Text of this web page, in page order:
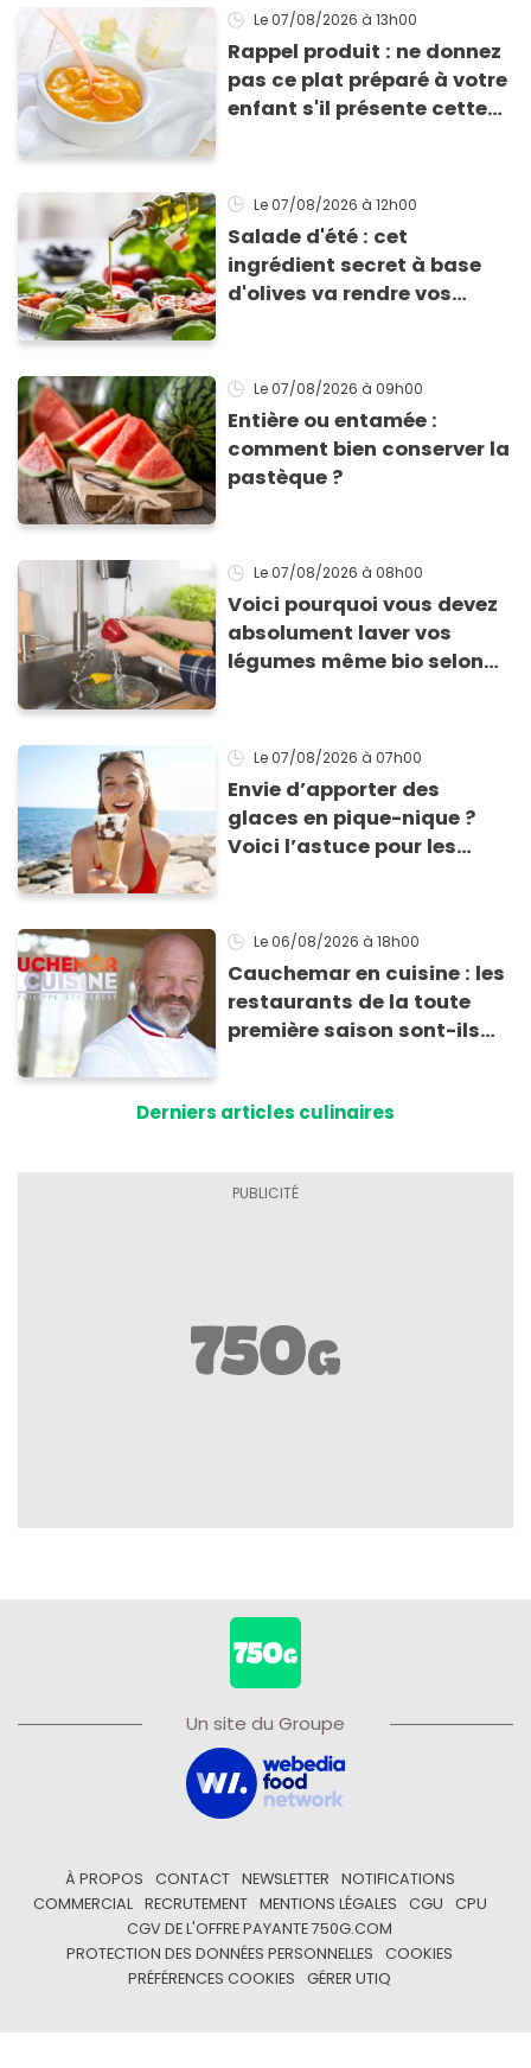
Le 07/08/2026 à 13h00
Rappel produit : ne donnez
pas ce plat préparé à votre
enfant s'il présente cette
Le 07/08/2026 à 12h00
Salade d'été : cet
ingrédient secret à base
d'olives va rendre vos
Le 07/08/2026 à 09h00
Entière ou entamée :
comment bien conserver la
pastèque ?
Le 07/08/2026 à 08h00
Voici pourquoi vous devez
absolument laver vos
légumes même bio selon
Le 07/08/2026 à 07h00
Envie d’apporter des
glaces en pique-nique ?
Voici l’astuce pour les
ne fondent !
Le 06/08/2026 à 18h00
Cauchemar en cuisine : les
restaurants de la toute
première saison sont-ils
Derniers articles culinaires
Un site du Groupe
À PROPOS CONTACT NEWSLETTER
NOTIFICATIONS
COMMERCIAL
RECRUTEMENT MENTIONS LÉGALES CGU
CPU
CGV DE L'OFFRE PAYANTE 750G.COM
PROTECTION DES DONNÉES PERSONNELLES
COOKIES
PRÉFÉRENCES COOKIES
GÉRER UTIQ